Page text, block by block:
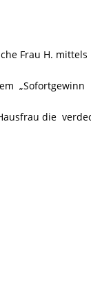
Frau H. mittels
„Sofortgewinn
die